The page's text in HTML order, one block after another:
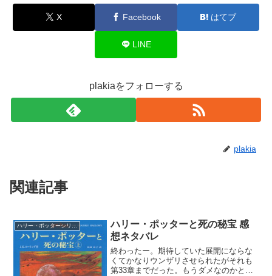
X Facebook はてブ
LINE
plakiaをフォローする
plakia
関連記事
ハリー・ポッターシリーズ
ハリー・ポッターと死の秘宝 感
想ネタバレ
終わったー。期待していた展開にならな
くてかなりウンザリさせられたがそれも
第33章までだった。もうダメなのかと思